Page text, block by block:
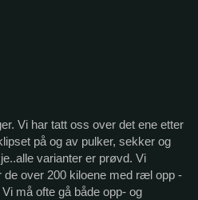
Vi har tatt oss over det ene etter
på og av pulker, sekker og
varianter er prøvd. Vi
de over 200 kiloene med ræl opp -
må ofte gå både opp- og